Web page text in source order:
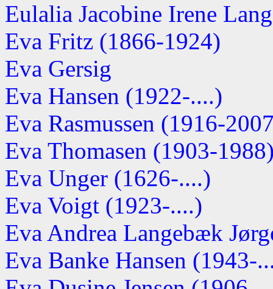
Eulalia Jacobine Irene
Eva Fritz (1866-1924)
Eva Gersig
Eva Hansen (1922-....)
Eva Rasmussen (1916-
Eva Thomasen (1903-
Eva Unger (1626-....)
Eva Voigt (1923-....)
Eva Andrea Langebæk
Eva Banke Hansen (1943-